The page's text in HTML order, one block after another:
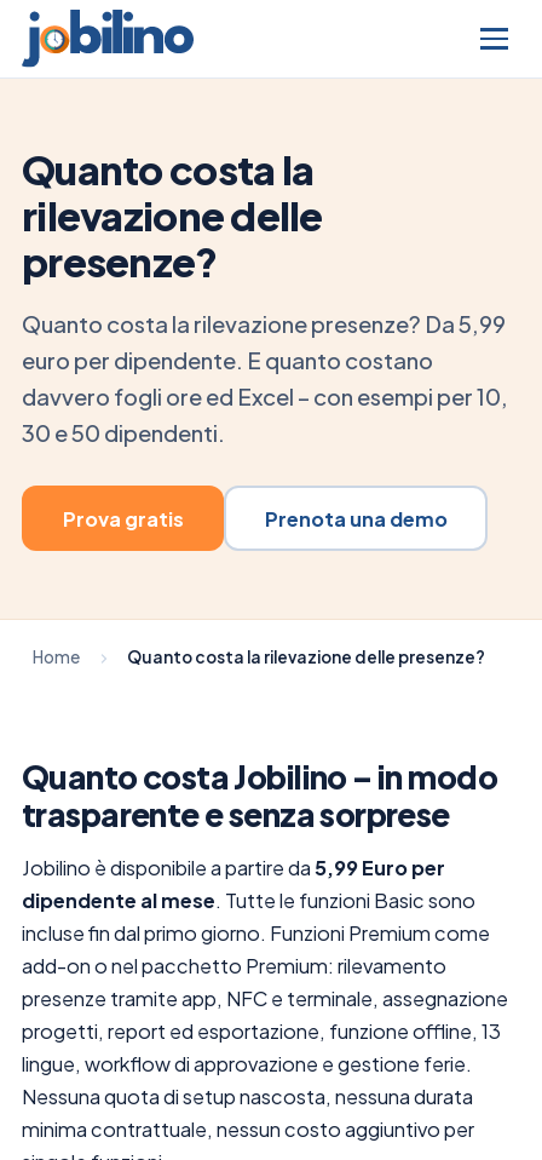
Quanto costa la
rilevazione delle
presenze?
Quanto costa la rilevazione presenze? Da 5,99
euro per dipendente. E quanto costano
davvero fogli ore ed Excel – con esempi per 10,
30 e 50 dipendenti.
Prova gratis Prenota una demo
Home Quanto costa la rilevazione delle presenze?
Quanto costa Jobilino – in modo
trasparente e senza sorprese
Jobilino è disponibile a partire da5,99 Euro per
dipendente al mese. Tutte le funzioni Basic sono
incluse fin dal primo giorno. Funzioni Premium come
add-on o nel pacchetto Premium: rilevamento
presenze tramite app, NFC e terminale, assegnazione
progetti, report ed esportazione, funzione offline, 13
lingue, workflow di approvazione e gestione ferie.
Nessuna quota di setup nascosta, nessuna durata
minima contrattuale, nessun costo aggiuntivo per